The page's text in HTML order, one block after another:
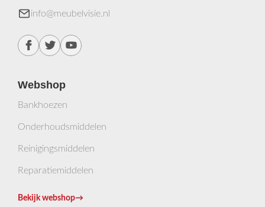
info@meubelvisie.nl
Webshop
Bankhoezen
Onderhoudsmiddelen
Reinigingsmiddelen
Reparatiemiddelen
Bekijk webshop→